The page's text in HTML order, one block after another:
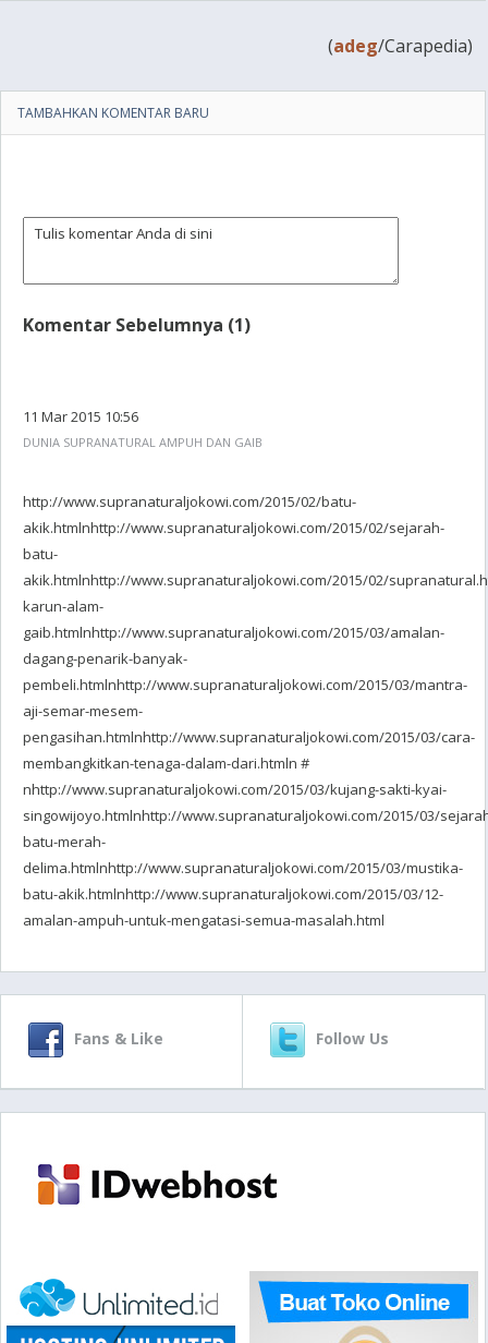
(adeg/Carapedia)
TAMBAHKAN KOMENTAR BARU
Komentar Sebelumnya (1)
11 Mar 2015 10:56
DUNIA SUPRANATURAL AMPUH DAN GAIB
http://www.supranaturaljokowi.com/2015/02/batu-
akik.htmlnhttp://www.supranaturaljokowi.com/2015/02/sejarah-
batu-
akik.htmlnhttp://www.supranaturaljokowi.com/2015/02/
karun-alam-
gaib.htmlnhttp://www.supranaturaljokowi.com/2015/03/amalan-
dagang-penarik-banyak-
pembeli.htmlnhttp://www.supranaturaljokowi.com/2015/03/mantra-
aji-semar-mesem-
pengasihan.htmlnhttp://www.supranaturaljokowi.com/2015/03/cara-
membangkitkan-tenaga-dalam-dari.htmln #
nhttp://www.supranaturaljokowi.com/2015/03/kujang-sakti-kyai-
singowijoyo.htmlnhttp://www.supranaturaljokowi.com/2015/03/
batu-merah-
delima.htmlnhttp://www.supranaturaljokowi.com/2015/03/mustika-
batu-akik.htmlnhttp://www.supranaturaljokowi.com/2015/03/12-
amalan-ampuh-untuk-mengatasi-semua-masalah.html
Fans & Like Follow Us